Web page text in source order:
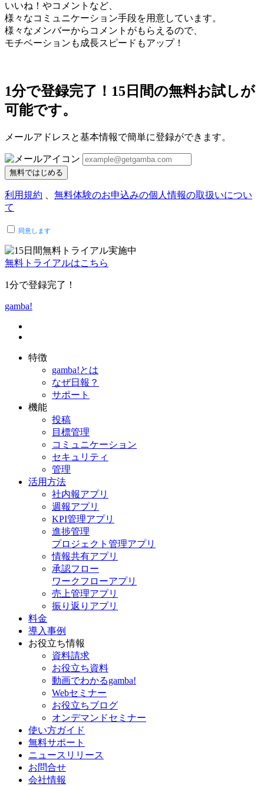
いいね！やコメントなど、
様々なコミュニケーション手段を用意しています。
様々なメンバーからコメントがもらえるので、
モチベーションも成長スピードもアップ！
1分で登録完了！15日間の無料お試しが
可能です。
メールアドレスと基本情報で簡単に登録ができます。
無料ではじめる
利用規約
無料体験のお申込みの個人情報の取扱いについ
て
同意します
無料トライアルはこちら
1分で登録完了！
gamba!
特徴
gamba!とは
なぜ日報？
サポート
機能
投稿
目標管理
コミュニケーション
セキュリティ
管理
活用方法
社内報アプリ
週報アプリ
KPI管理アプリ
進捗管理
プロジェクト管理アプリ
情報共有アプリ
承認フロー
ワークフローアプリ
売上管理アプリ
振り返りアプリ
料金
導入事例
お役立ち情報
資料請求
お役立ち資料
動画でわかるgamba!
Webセミナー
お役立ちブログ
オンデマンドセミナー
使い方ガイド
無料サポート
ニュースリリース
お問合せ
会社情報